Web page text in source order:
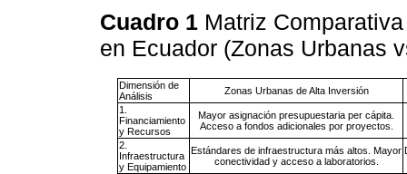
Cuadro 1 Matriz
en Ecuador (Zonas Urbanas
Dimensión de
Análisis
Zonas Urbanas de Alta Inversión
1.
Financiamiento
y Recursos
Mayor asignación presupuestaria per cápita.
Acceso a fondos adicionales por proyectos.
2.
Infraestructura
y Equipamiento
Estándares de infraestructura más altos. Mayor
conectividad y acceso a laboratorios.